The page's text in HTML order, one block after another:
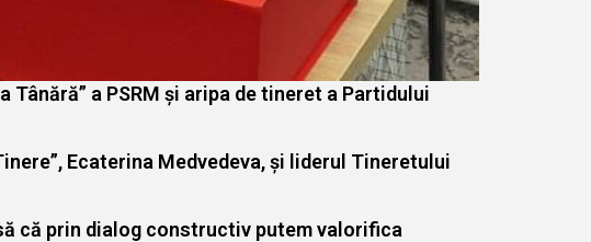
a PSRM și aripa de tineret a Partidului
Ecaterina Medvedeva, și liderul Tineretului
că prin dialog constructiv putem valorifica